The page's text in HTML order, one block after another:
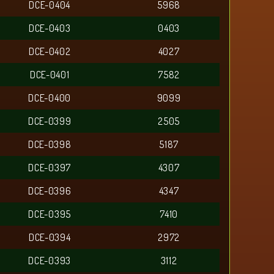
DCE-0404
5968
DCE-0403
0403
DCE-0402
4027
DCE-0401
7582
DCE-0400
9099
DCE-0399
2505
DCE-0398
5187
DCE-0397
4307
DCE-0396
4347
DCE-0395
7410
DCE-0394
2972
DCE-0393
3112